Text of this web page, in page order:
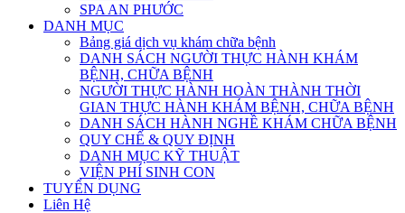
SPA AN PHƯỚC
DANH MỤC
Bảng giá dịch vụ khám chữa bệnh
DANH SÁCH NGƯỜI THỰC HÀNH KHÁM
BỆNH, CHỮA BỆNH
NGƯỜI THỰC HÀNH HOÀN THÀNH THỜI
GIAN THỰC HÀNH KHÁM BỆNH, CHỮA BỆNH
DANH SÁCH HÀNH NGHỀ KHÁM CHỮA BỆNH
QUY CHẾ & QUY ĐỊNH
DANH MỤC KỸ THUẬT
VIỆN PHÍ SINH CON
TUYỂN DỤNG
Liên Hệ